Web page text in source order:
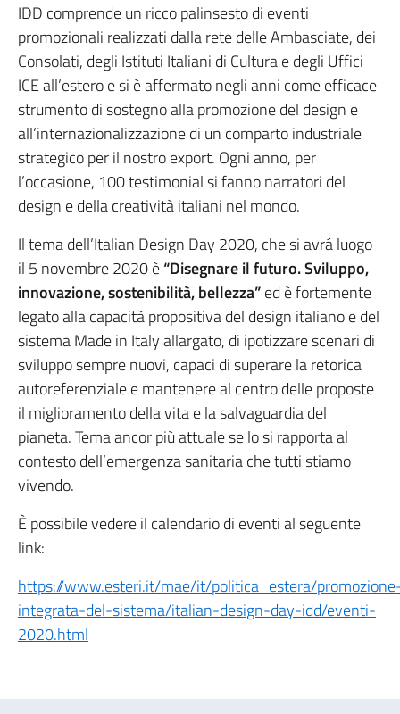
IDD comprende un ricco palinsesto di eventi
promozionali realizzati dalla rete delle Ambasciate, dei
Consolati, degli Istituti Italiani di Cultura e degli Uffici
ICE all’estero e si è affermato negli anni come efficace
strumento di sostegno alla promozione del design e
all’internazionalizzazione di un comparto industriale
strategico per il nostro export. Ogni anno, per
l’occasione, 100 testimonial si fanno narratori del
design e della creatività italiani nel mondo.
Il tema dell’Italian Design Day 2020, che si avrá luogo
il 5 novembre 2020 è“Disegnare il futuro. Sviluppo,
innovazione, sostenibilità, bellezza”ed è fortemente
legato alla capacità propositiva del design italiano e del
sistema Made in Italy allargato, di ipotizzare scenari di
sviluppo sempre nuovi, capaci di superare la retorica
autoreferenziale e mantenere al centro delle proposte
il miglioramento della vita e la salvaguardia del
pianeta. Tema ancor più attuale se lo si rapporta al
contesto dell’emergenza sanitaria che tutti stiamo
vivendo.
È possibile vedere il calendario di eventi al seguente
link:
https://www.esteri.it/mae/it/politica_estera/
integrata-del-sistema/italian-design-day-idd/eventi-
2020.html